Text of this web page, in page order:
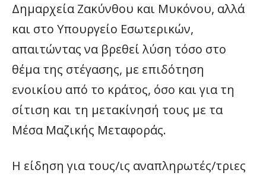
Δημαρχεία Ζακύνθου και Μυκόνου, αλλά
και στο Υπουργείο Εσωτερικών,
απαιτώντας να βρεθεί λύση τόσο στο
θέμα της στέγασης, με επιδότηση
ενοικίου από το κράτος, όσο και για τη
σίτιση και τη μετακίνησή τους με τα
Μέσα Μαζικής Μεταφοράς.
Η είδηση για τους/ις αναπληρωτές/τριες